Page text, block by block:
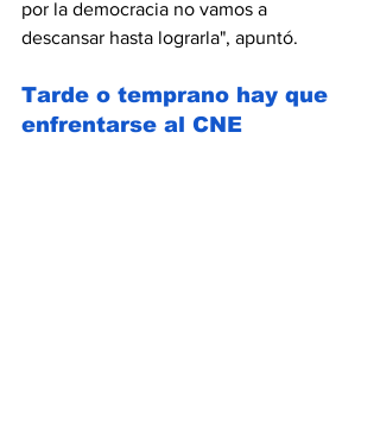
por la democracia no vamos a
descansar hasta lograrla", apuntó.
Tarde o temprano hay que
enfrentarse al CNE